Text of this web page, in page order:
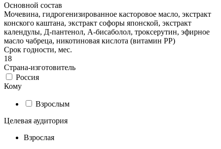
Основной состав
Мочевина, гидрогенизированное касторовое масло, экстракт
конского каштана, экстракт софоры японской, экстракт
календулы, Д-пантенол, А-бисаболол, троксерутин, эфирное
масло чабреца, никотиновая кислота (витамин РР)
Срок годности, мес.
18
Страна-изготовитель
Россия
Кому
Взрослым
Целевая аудитория
Взрослая